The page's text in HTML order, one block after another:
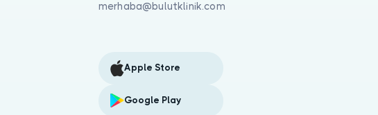
merhaba@bulutklinik.com
Apple Store
Google Play